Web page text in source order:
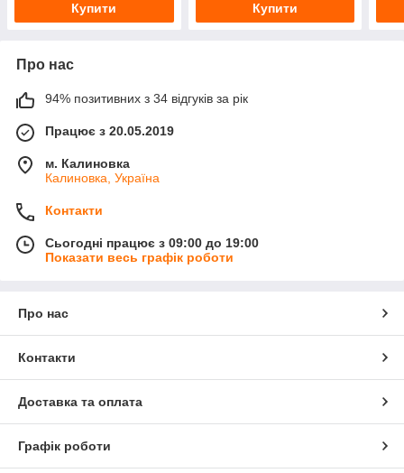
Купити Купити
Про нас
94% позитивних з 34 відгуків за рік
Працює з 20.05.2019
м. Калиновка
Калиновка, Україна
Контакти
Сьогодні працює з 09:00 до 19:00
Показати весь графік роботи
Про нас
Контакти
Доставка та оплата
Графік роботи